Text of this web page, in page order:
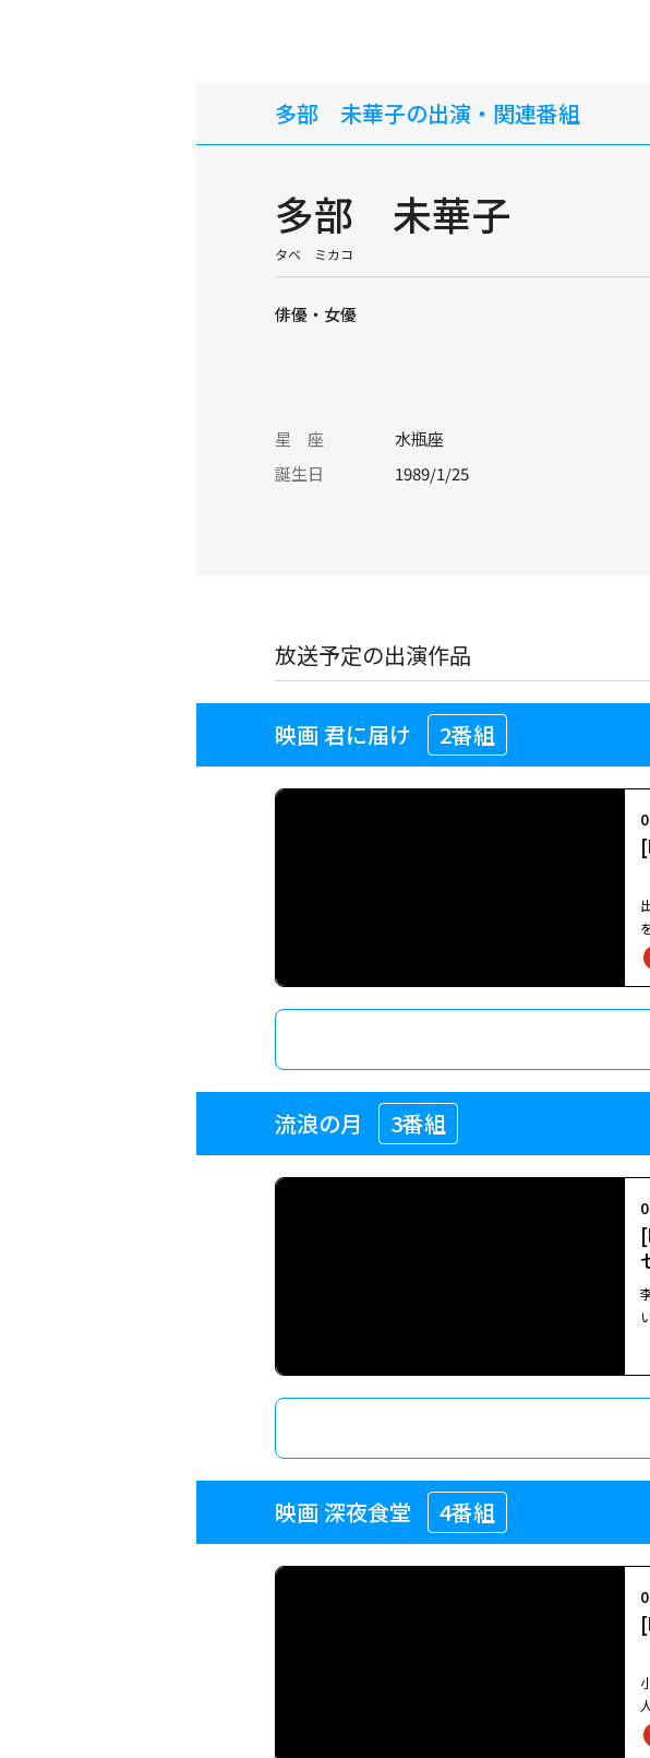
多部 未華子の出演・関連番組
多部 未華子
タベ ミカコ
俳優・女優
星 座
水瓶座
誕生日
1989/1/25
放送予定の出演作品
映画 君に届け 2番組
流浪の月 3番組
映画 深夜食堂 4番組